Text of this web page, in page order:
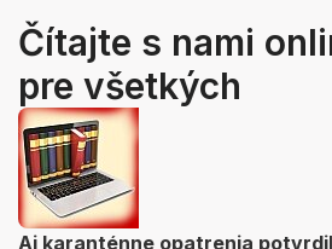
Čítajte s nami
pre všetkých
Aj karanténne opatrenia